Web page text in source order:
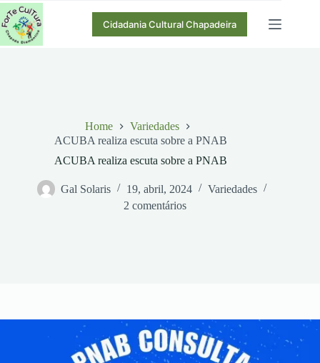
Pular
para
o
conteúdo
Cidadania Cultural Chapadeira
Home
Variedades
ACUBA realiza escuta sobre a PNAB
ACUBA realiza escuta sobre a PNAB
Gal Solaris 19, abril, 2024
Variedades
2 comentários